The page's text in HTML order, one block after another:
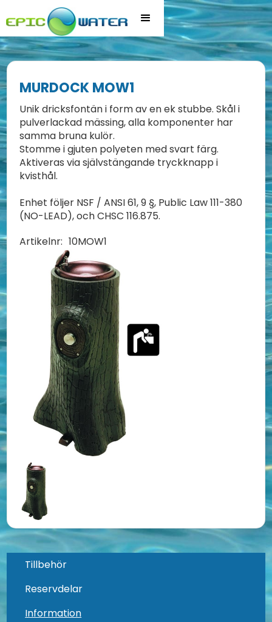
MURDOCK MOW1
Unik dricksfontän i form av en ek stubbe. Skål i
pulverlackad mässing, alla komponenter har
samma bruna kulör.
Stomme i gjuten polyeten med svart färg.
Aktiveras via självstängande tryckknapp i
kvisthål.
Enhet följer NSF / ANSI 61, 9 §, Public Law 111-380
(NO-LEAD), och CHSC 116.875.
Artikelnr: 10MOW1
Tillbehör
Reservdelar
Information